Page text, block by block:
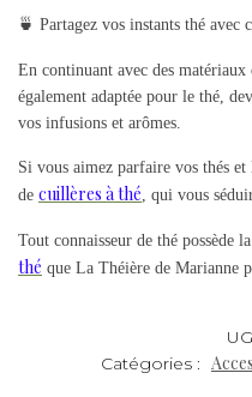
🍵 Partagez vos instants thé avec
En continuant avec des
également adaptée pour le thé,
vos infusions et arômes.
Si vous aimez parfaire vos thés
de cuillères à thé, qui vous
Tout connaisseur de thé possède
thé que La Théière de Marianne
Catégories :